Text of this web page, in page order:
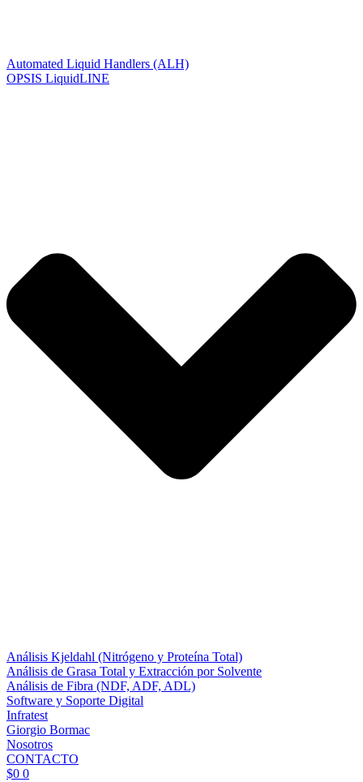
Automated Liquid Handlers (ALH)
OPSIS LiquidLINE
Análisis Kjeldahl (Nitrógeno y Proteína Total)
Análisis de Grasa Total y Extracción por Solvente
Análisis de Fibra (NDF, ADF, ADL)
Software y Soporte Digital
Infratest
Giorgio Bormac
Nosotros
CONTACTO
$0 0